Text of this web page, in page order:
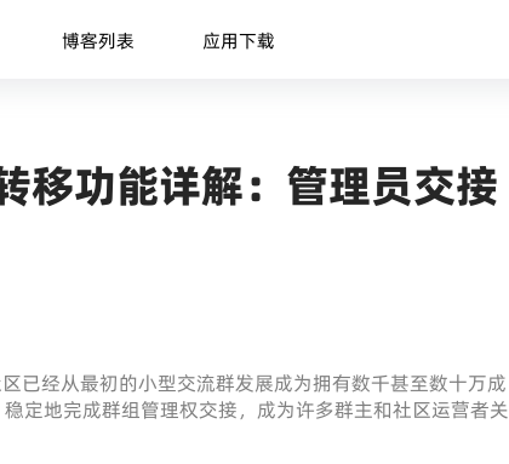
博客列表 应用下载
功能详解：管理员交接
已经从最初的小型交流群发展成为拥有数千甚至数十万成
定地完成群组管理权交接，成为许多群主和社区运营者关